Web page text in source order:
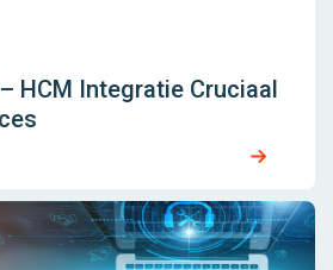
HCM Integratie Cruciaal